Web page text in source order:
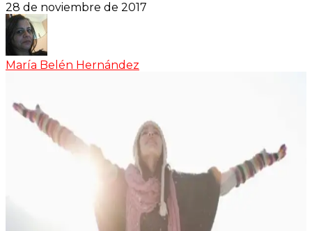
28 de noviembre de 2017
María Belén Hernández